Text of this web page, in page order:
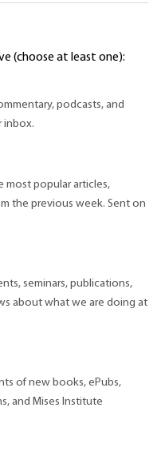
(choose at least one):
podcasts, and
inbox.
most popular articles,
the previous week. Sent on
seminars, publications,
about what we are doing at
of new books, ePubs,
and Mises Institute